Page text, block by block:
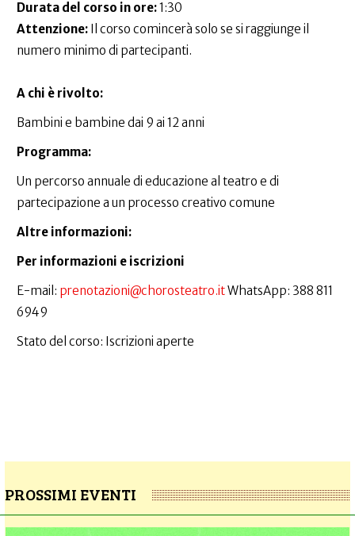
Durata del corso in ore:1:30
Attenzione: Il corso comincerà solo se si raggiunge il
numero minimo di partecipanti.
A chi è rivolto:
Bambini e bambine dai 9 ai 12 anni
Programma:
Un percorso annuale di educazione al teatro e di
partecipazione a un processo creativo comune
Altre informazioni:
Per informazioni e iscrizioni
E-mail: prenotazioni@chorosteatro.itWhatsApp: 388 811
6949
Stato del corso: Iscrizioni aperte
PROSSIMI EVENTI